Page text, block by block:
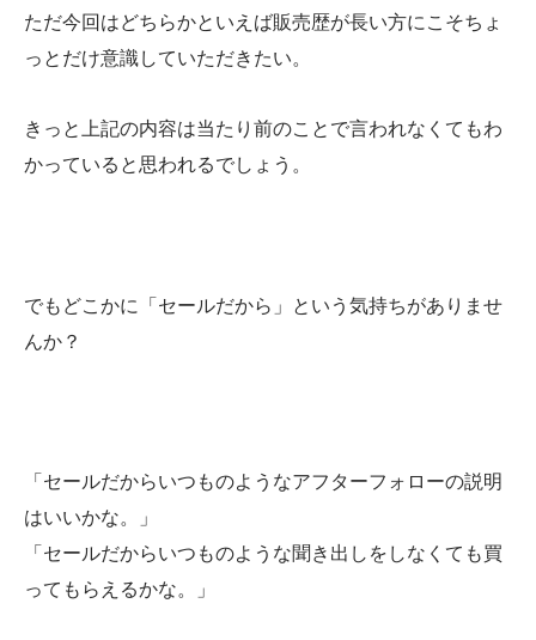
ただ今回はどちらかといえば販売歴が長い方にこそちょ
っとだけ意識していただきたい。
きっと上記の内容は当たり前のことで言われなくてもわ
かっていると思われるでしょう。
でもどこかに「セールだから」という気持ちがありませ
んか？
「セールだからいつものようなアフターフォローの説明
はいいかな。」
「セールだからいつものような聞き出しをしなくても買
ってもらえるかな。」